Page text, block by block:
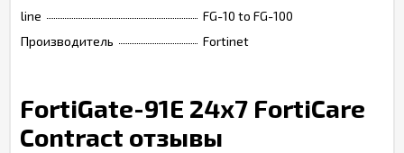
line
FG-10 to FG-100
Производитель
Fortinet
FortiGate-91E 24x7 FortiCare
Contract отзывы